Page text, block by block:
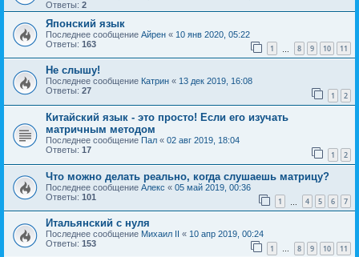
Ответы: 2
Японский язык
Последнее сообщение Айрен « 10 янв 2020, 05:22
Ответы: 163 1 8 9 10 11
Не слышу!
Последнее сообщение Катрин « 13 дек 2019, 16:08
Ответы: 27 1 2
Китайский язык - это просто! Если его изучать
матричным методом
Последнее сообщение Пал « 02 авг 2019, 18:04
Ответы: 17 1 2
Что можно делать реально, когда слушаешь матрицу?
Последнее сообщение Алекс « 05 май 2019, 00:36
Ответы: 101 1 4 5 6 7
Итальянский с нуля
Последнее сообщение Михаил II « 10 апр 2019, 00:24
Ответы: 153 1 … 8 9 10 11